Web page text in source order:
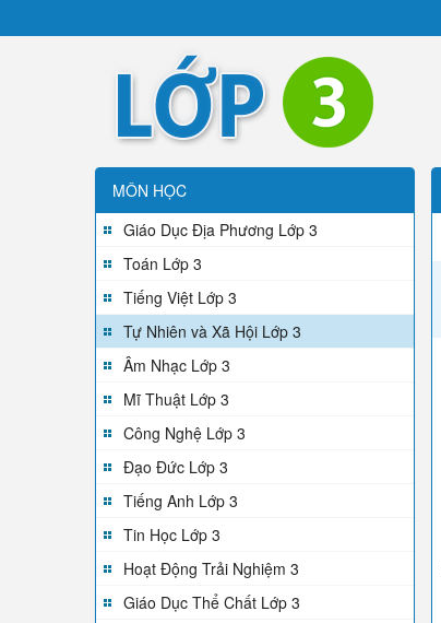
MÔN HỌC
Giáo Dục Địa Phương Lớp 3
Toán Lớp 3
Tiếng Việt Lớp 3
Tự Nhiên và Xã Hội Lớp 3
Âm Nhạc Lớp 3
Mĩ Thuật Lớp 3
Công Nghệ Lớp 3
Đạo Đức Lớp 3
Tiếng Anh Lớp 3
Tin Học Lớp 3
Hoạt Động Trải Nghiệm 3
Giáo Dục Thể Chất Lớp 3